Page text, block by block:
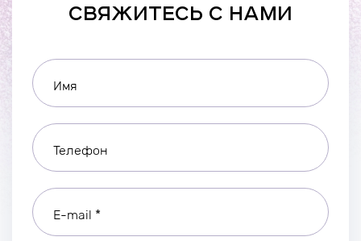
СВЯЖИТЕСЬ С НАМИ
Имя
Телефон
E-mail *